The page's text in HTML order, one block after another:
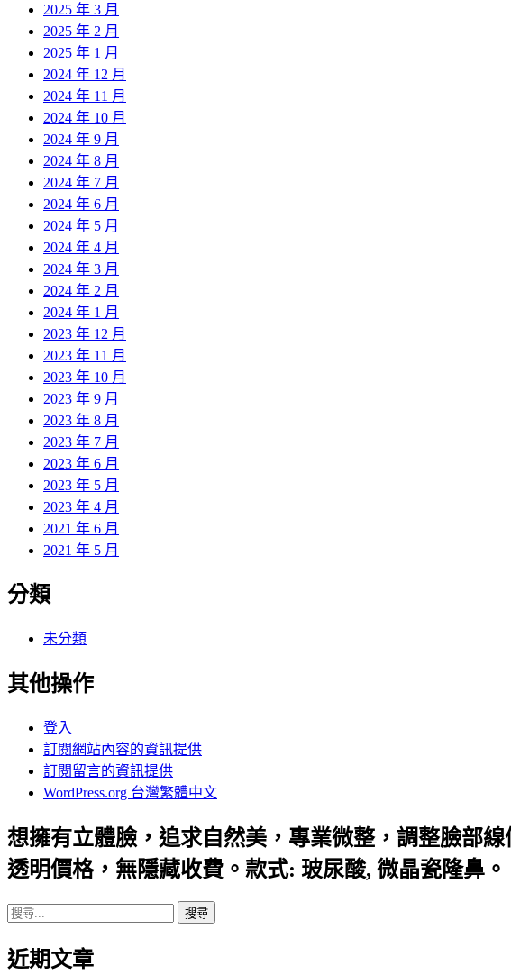
2025 年 3 月
2025 年 2 月
2025 年 1 月
2024 年 12 月
2024 年 11 月
2024 年 10 月
2024 年 9 月
2024 年 8 月
2024 年 7 月
2024 年 6 月
2024 年 5 月
2024 年 4 月
2024 年 3 月
2024 年 2 月
2024 年 1 月
2023 年 12 月
2023 年 11 月
2023 年 10 月
2023 年 9 月
2023 年 8 月
2023 年 7 月
2023 年 6 月
2023 年 5 月
2023 年 4 月
2021 年 6 月
2021 年 5 月
分類
未分類
其他操作
登入
訂閱網站內容的資訊提供
訂閱留言的資訊提供
WordPress.org 台灣繁體中文
想擁有立體臉，追求自然美，專業微整，調整臉部
透明價格，無隱藏收費。款式: 玻尿酸, 微晶瓷隆鼻。
搜
關
近期文章